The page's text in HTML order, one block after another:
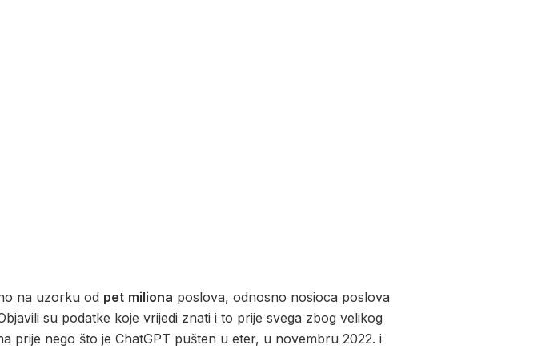
na uzorku od pet miliona poslova, odnosno nosioca poslova
su podatke koje vrijedi znati i to prije svega zbog velikog
prije nego što je ChatGPT pušten u eter, u novembru 2022. i